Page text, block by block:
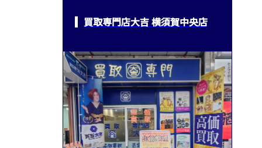
買取専門店大吉 横須賀中央店